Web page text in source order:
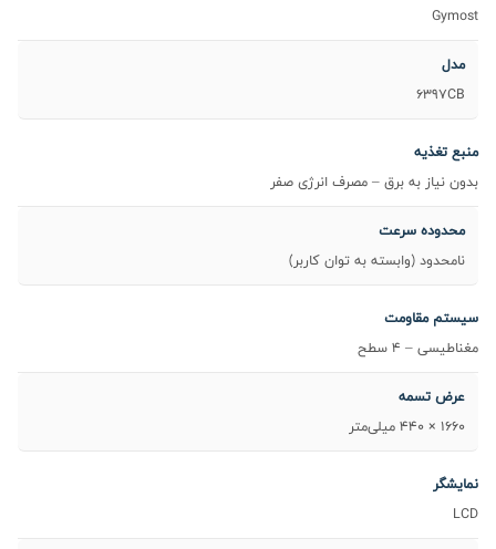
Gymost
مدل
6397CB
منبع تغذیه
بدون نیاز به برق – مصرف انرژی صفر
محدوده سرعت
نامحدود (وابسته به توان کاربر)
سیستم مقاومت
مغناطیسی – 4 سطح
عرض تسمه
1660 × 440 میلی‌متر
نمایشگر
LCD